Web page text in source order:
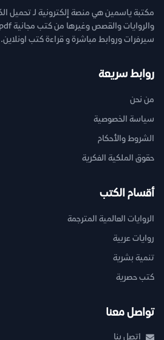
مكتبة ياسمين هي منصة إلكترونية لـ تحميل
سيرفرات وروابط مباشرة و قراءة كتب اونلاين.
روابط سريعة
من نحن
سياسة الخصوصية
الشروط والأحكام
حقوق الملكية الفكرية
أقسام الكتب
الروايات العالمية المترجمة
روايات عربية
تنمية بشرية
كتب حصرية
تواصل معنا
اتصل بنا